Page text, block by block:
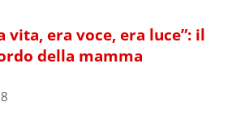
vita, era voce, era luce”: il
della mamma